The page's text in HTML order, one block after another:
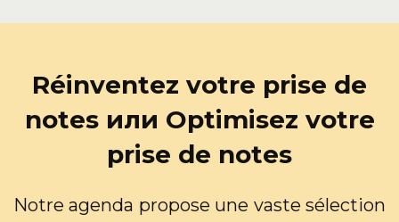
Réinventez votre prise de
notes или Optimisez votre
prise de notes
Notre agenda propose une vaste sélection